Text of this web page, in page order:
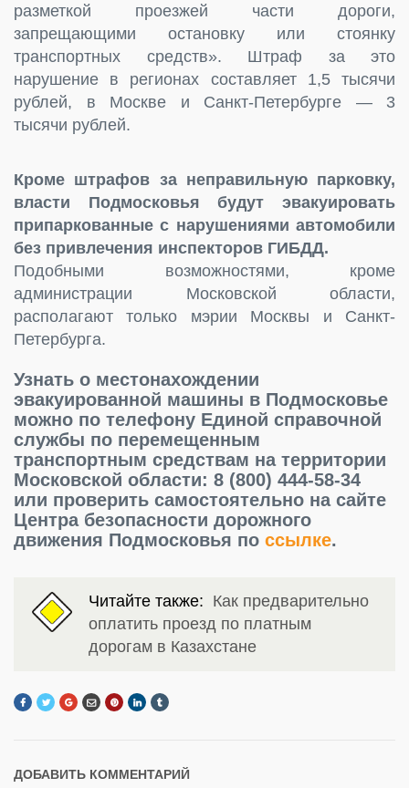
разметкой проезжей части дороги,
запрещающими остановку или стоянку
транспортных средств». Штраф за это
нарушение в регионах составляет 1,5 тысячи
рублей, в Москве и Санкт-Петербурге — 3
тысячи рублей.
Кроме штрафов за неправильную парковку,
власти Подмосковья будут эвакуировать
припаркованные с нарушениями автомобили
без привлечения инспекторов ГИБДД.
Подобными возможностями, кроме
администрации Московской области,
располагают только мэрии Москвы и Санкт-
Петербурга.
Узнать о местонахождении
эвакуированной машины в Подмосковье
можно по телефону Единой справочной
службы по перемещенным
транспортным средствам на территории
Московской области: 8 (800) 444-58-34
или проверить самостоятельно на сайте
Центра безопасности дорожного
движения Подмосковья по ссылке.
Читайте также: Как предварительно
оплатить проезд по платным
дорогам в Казахстане
ДОБАВИТЬ КОММЕНТАРИЙ